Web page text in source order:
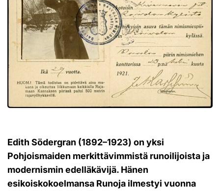
Edith Södergran (1892–1923) on yksi
Pohjoismaiden merkittävimmistä runoilijoista ja
modernismin edelläkävijä. Hänen
esikoiskokoelmansa Runoja ilmestyi vuonna